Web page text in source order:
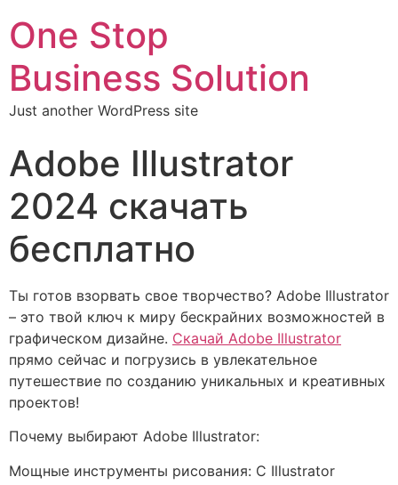
One Stop
Business Solution
Just another WordPress site
Adobe Illustrator
2024 скачать
бесплатно
Ты готов взорвать свое творчество? Adobe Illustrator
– это твой ключ к миру бескрайних возможностей в
графическом дизайне. Скачай Adobe Illustrator
прямо сейчас и погрузись в увлекательное
путешествие по созданию уникальных и креативных
проектов!
Почему выбирают Adobe Illustrator:
Мощные инструменты рисования: С Illustrator